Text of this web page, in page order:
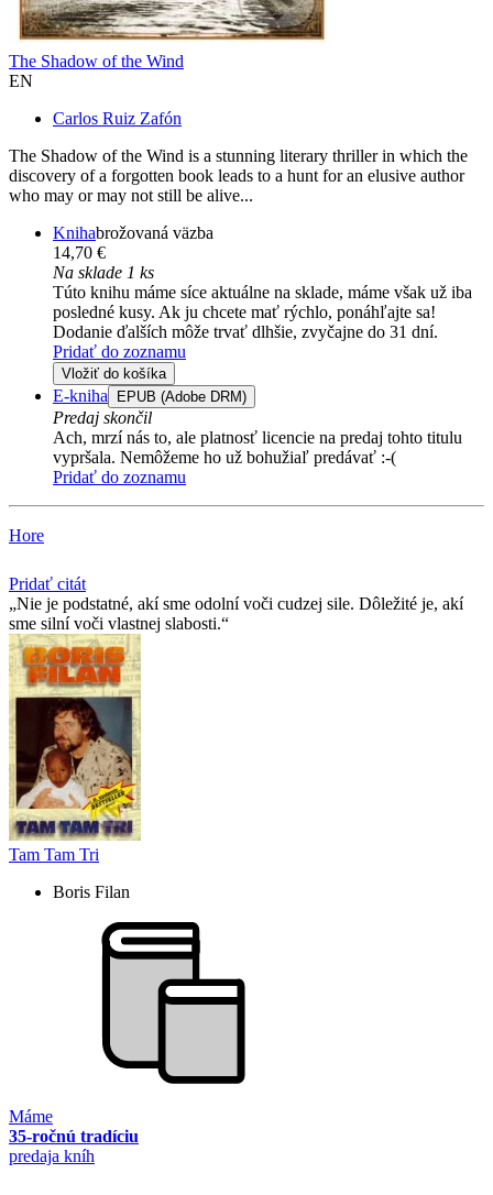
The Shadow of the Wind
EN
Carlos Ruiz Zafón
The Shadow of the Wind is a stunning literary thriller in which the
discovery of a forgotten book leads to a hunt for an elusive author
who may or may not still be alive...
Knihabrožovaná väzba
14,70 €
Na sklade 1 ks
Túto knihu máme síce aktuálne na sklade, máme však už iba
posledné kusy. Ak ju chcete mať rýchlo, ponáhľajte sa!
Dodanie ďalších môže trvať dlhšie, zvyčajne do 31 dní.
Pridať do zoznamu
Vložiť do košíka
E-kniha EPUB (Adobe DRM)
Predaj skončil
Ach, mrzí nás to, ale platnosť licencie na predaj tohto titulu
vypršala. Nemôžeme ho už bohužiaľ predávať :-(
Pridať do zoznamu
Hore
Pridať citát
Nie je podstatné, akí sme odolní voči cudzej sile. Dôležité je, akí
sme silní voči vlastnej slabosti.
Tam Tam Tri
Boris Filan
Máme
35-ročnú tradíciu
predaja kníh